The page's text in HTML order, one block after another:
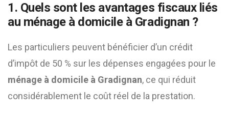
1. Quels sont les avantages fiscaux liés
au ménage à domicile à Gradignan ?
Les particuliers peuvent bénéficier d’un crédit
d’impôt de 50 % sur les dépenses engagées pour le
ménage à domicile à Gradignan, ce qui réduit
considérablement le coût réel de la prestation.